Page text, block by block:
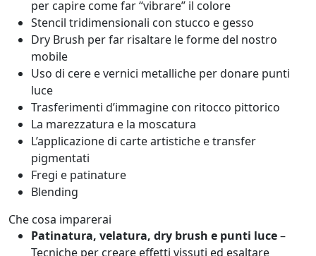
per capire come far “vibrare” il colore
Stencil tridimensionali con stucco e gesso
Dry Brush per far risaltare le forme del nostro
mobile
Uso di cere e vernici metalliche per donare punti
luce
Trasferimenti d’immagine con ritocco pittorico
La marezzatura e la moscatura
L’applicazione di carte artistiche e transfer
pigmentati
Fregi e patinature
Blending
Che cosa imparerai
Patinatura, velatura, dry brush e punti luce–
Tecniche per creare effetti vissuti ed esaltare